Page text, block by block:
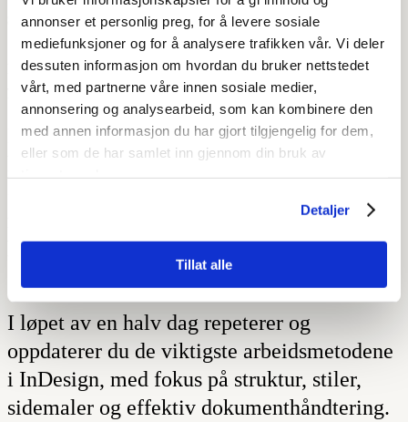
annonser et personlig preg, for å levere sosiale
mediefunksjoner og for å analysere trafikken vår. Vi deler
dessuten informasjon om hvordan du bruker nettstedet
vårt, med partnerne våre innen sosiale medier,
annonsering og analysearbeid, som kan kombinere den
med annen informasjon du har gjort tilgjengelig for dem,
eller som de har samlet inn gjennom din bruk av
Detaljer
Tillat alle
som stiler, sidemaler og
dokumentoppbygging, slik at du jobber
raskere og presist – uten å måtte ta et
fullt grunnkurs på nytt.
Har du brukt InDesign tidligere, men
kjenner at arbeidsflyten ikke sitter helt –
nødvendig? Dette oppfriskningskurset
hjelper deg raskt tilbake i flyt.
I løpet av en halv dag repeterer og
oppdaterer du de viktigste arbeidsmetodene
i InDesign, med fokus på struktur, stiler,
sidemaler og effektiv dokumenthåndtering.